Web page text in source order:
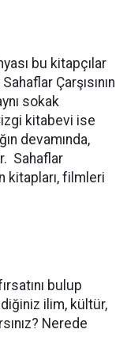
bu kitapçılar
Çarşısının
sokak
kitabevi ise
devamında,
Sahaflar
kitapları, filmleri
bulup
ilim, kültür,
Nerede